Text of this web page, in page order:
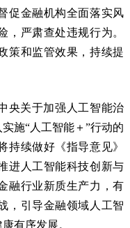
促金融机构全面落实风
，严肃查处违规行为。
策和监管效果，持续提
央关于加强人工智能治
施“人工智能＋”行动的
持续做好《指导意见》
进人工智能科技创新与
融行业新质生产力，有
，引导金融领域人工智
有序发展。